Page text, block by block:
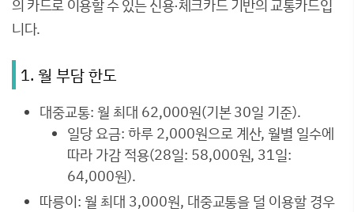
의 카드로 이용할 수 있는 신용·체크카드 기반의 교통카드입
니다.
1. 월 부담 한도
대중교통: 월 최대 62,000원(기본 30일 기준).
일당 요금: 하루 2,000원으로 계산, 월별 일수에
따라 가감 적용(28일: 58,000원, 31일:
64,000원).
따릉이: 월 최대 3,000원, 대중교통을 덜 이용할 경우